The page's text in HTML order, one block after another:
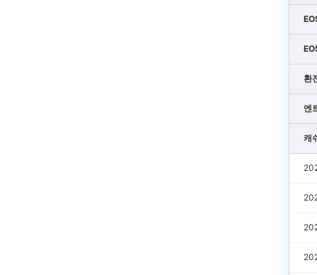
환
엔
캐